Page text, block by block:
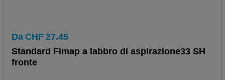
Da CHF 27.45
Standard Fimap a labbro di aspirazione33 SH
fronte